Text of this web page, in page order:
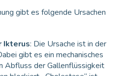
gibt es folgende Ursachen
Ikterus: Die Ursache ist in der
gibt es ein mechanisches
Abfluss der Gallenflüssigkeit